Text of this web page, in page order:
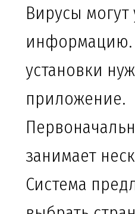
Вирусы могут
информацию.
установки
приложение.
занимает
Система